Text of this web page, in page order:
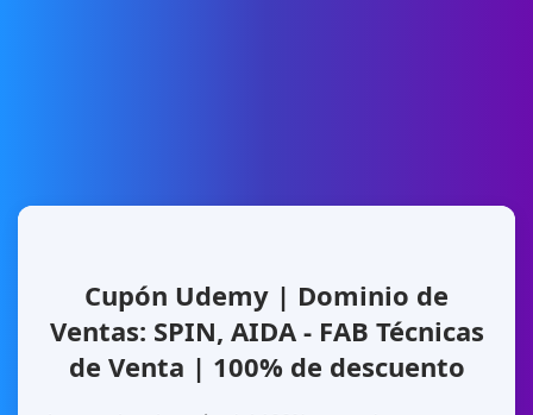
Cupón Udemy | Dominio de
Ventas: SPIN, AIDA - FAB Técnicas
de Venta | 100% de descuento